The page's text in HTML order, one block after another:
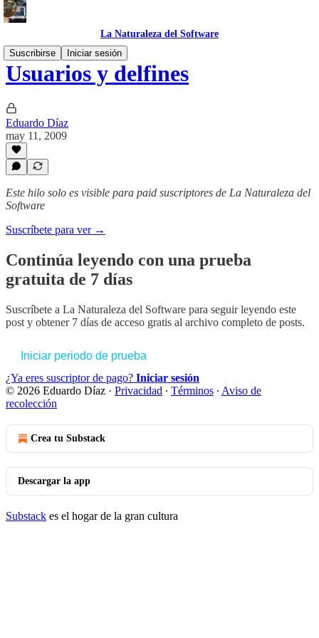
La Naturaleza del Software
Suscribirse
Iniciar sesión
Usuarios y delfines
Eduardo Díaz
may 11, 2009
Este hilo solo es visible para paid suscriptores de La Naturaleza del
Software
Suscríbete para ver →
Continúa leyendo con una prueba
gratuita de 7 días
Suscríbete a La Naturaleza del Software para seguir leyendo este
post y obtener 7 días de acceso gratis al archivo completo de posts.
Iniciar periodo de prueba
¿Ya eres suscriptor de pago? Iniciar sesión
© 2026 Eduardo Díaz · Privacidad ∙ Términos ∙ Aviso de
recolección
Crea tu Substack
Descargar la app
Substack es el hogar de la gran cultura